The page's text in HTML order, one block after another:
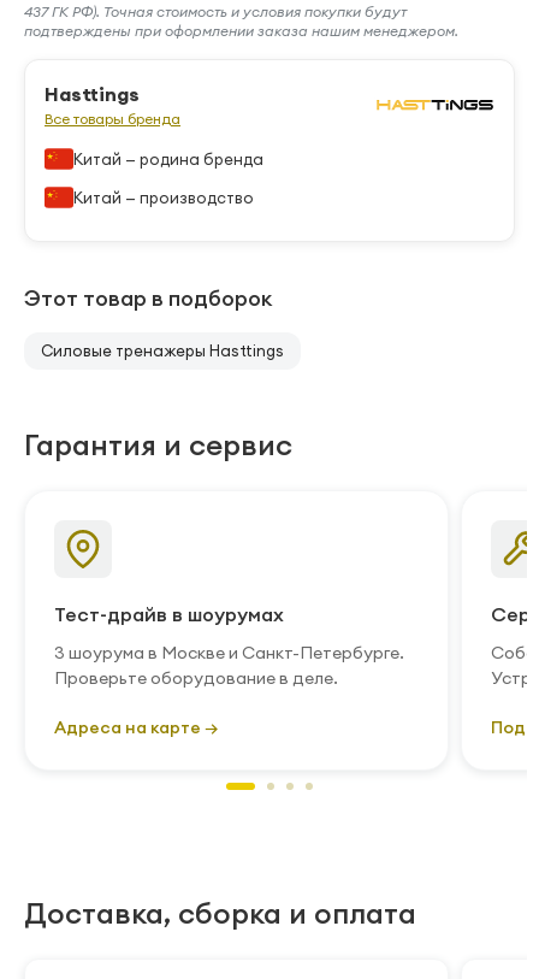
437 ГК РФ). Точная стоимость и условия покупки будут
подтверждены при оформлении заказа нашим менеджером.
Hasttings
Все товары бренда
Китай — родина бренда
Китай — производство
Этот товар в подборок
Силовые тренажеры Hasttings
Гарантия и сервис
Тест-драйв в шоурумах
3 шоурума в Москве и Санкт-Петербурге.
Проверьте оборудование в деле.
Адреса на карте →
Доставка, сборка и оплата